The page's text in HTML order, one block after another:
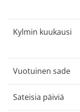
Kylmin kuukausi
Vuotuinen sade
Sateisia päiviä